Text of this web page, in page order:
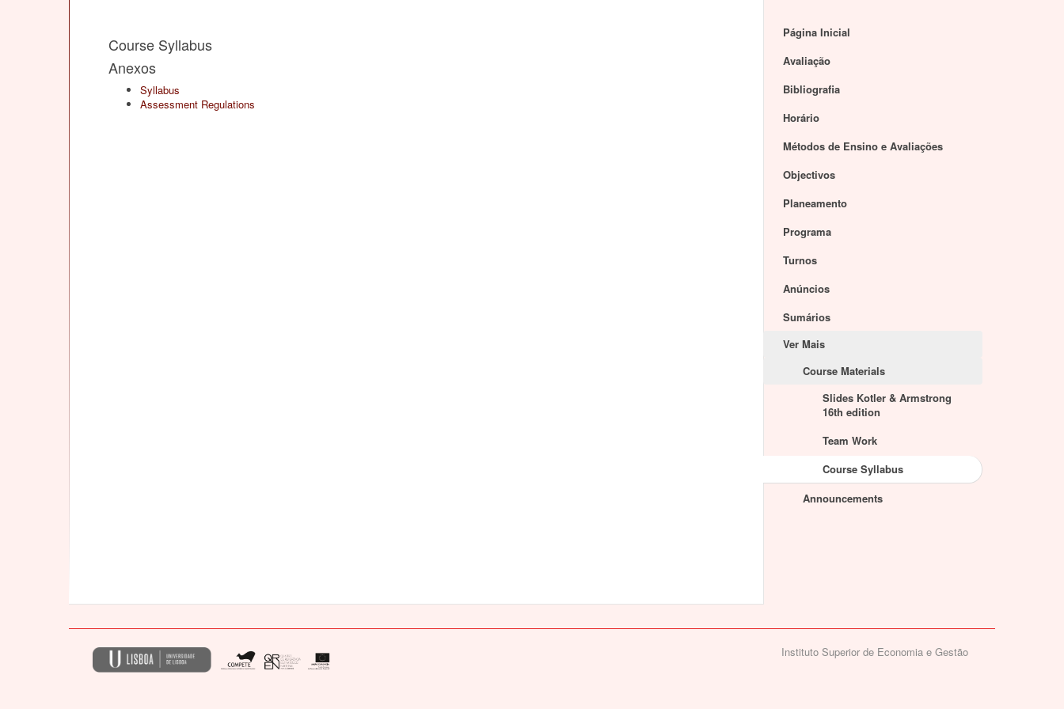
Course Syllabus
Anexos
Syllabus
Assessment Regulations
Página Inicial
Avaliação
Bibliografia
Horário
Métodos de Ensino e Avaliações
Objectivos
Planeamento
Programa
Turnos
Anúncios
Sumários
Ver Mais
Course Materials
Slides Kotler & Armstrong
16th edition
Team Work
Course Syllabus
Announcements
Instituto Superior de Economia e Gestão